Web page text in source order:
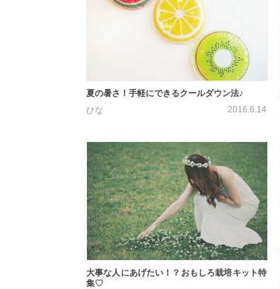
夏の暑さ！手軽にできるクールダウン法♪
ひな
2016.6.14
大事な人にあげたい！？おもしろ栽培キット特
集♡